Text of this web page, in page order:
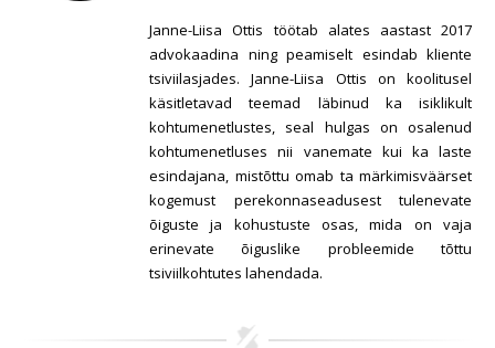
Janne-Liisa Ottis töötab alates aastast 2017
advokaadina ning peamiselt esindab kliente
tsiviilasjades. Janne-Liisa Ottis on koolitusel
käsitletavad teemad läbinud ka isiklikult
kohtumenetlustes, seal hulgas on osalenud
kohtumenetluses nii vanemate kui ka laste
esindajana, mistõttu omab ta märkimisväärset
kogemust perekonnaseadusest tulenevate
õiguste ja kohustuste osas, mida on vaja
erinevate õiguslike probleemide tõttu
tsiviilkohtutes lahendada.